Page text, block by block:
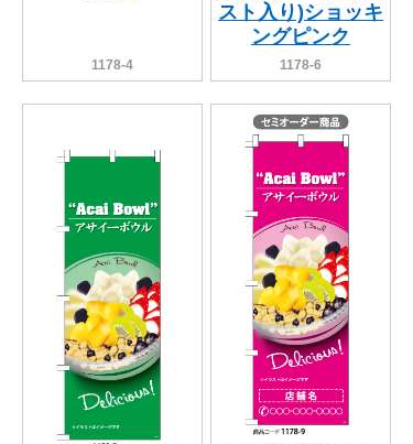
1178-4
スト入り)ショッキ
ングピンク
1178-6